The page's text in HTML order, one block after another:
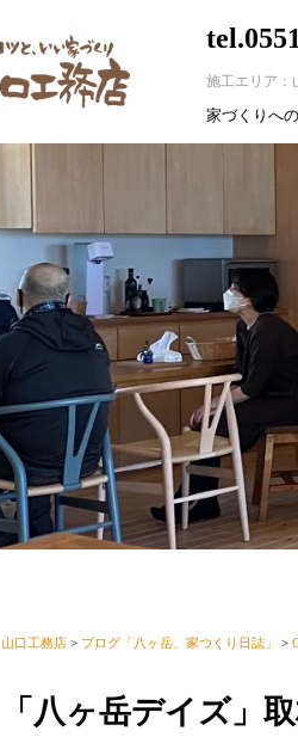
施工エリア：
家づくりへ
山口工務店 > ブログ「八ヶ岳、家つくり日誌」 >
「八ヶ岳デイズ」